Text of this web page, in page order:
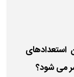
استعدادهای